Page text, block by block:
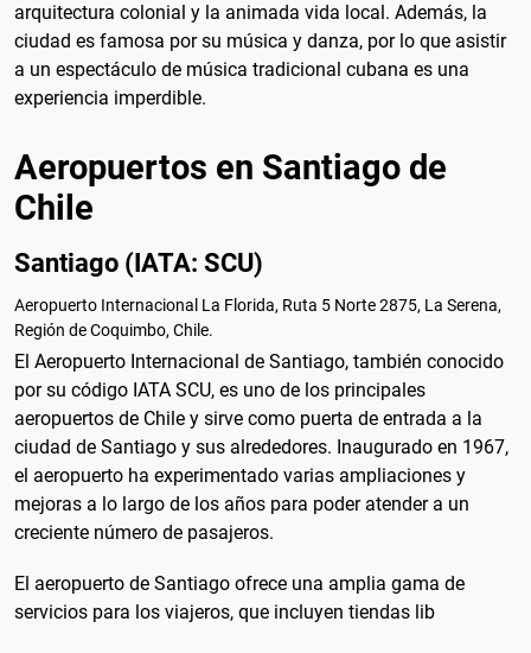
arquitectura colonial y la animada vida local. Además, la
ciudad es famosa por su música y danza, por lo que asistir
a un espectáculo de música tradicional cubana es una
experiencia imperdible.
Aeropuertos en Santiago de
Chile
Santiago (IATA: SCU)
Aeropuerto Internacional La Florida, Ruta 5 Norte 2875, La Serena,
Región de Coquimbo, Chile.
El Aeropuerto Internacional de Santiago, también conocido
por su código IATA SCU, es uno de los principales
aeropuertos de Chile y sirve como puerta de entrada a la
ciudad de Santiago y sus alrededores. Inaugurado en 1967,
el aeropuerto ha experimentado varias ampliaciones y
mejoras a lo largo de los años para poder atender a un
creciente número de pasajeros.
El aeropuerto de Santiago ofrece una amplia gama de
servicios para los viajeros, que incluyen tiendas lib